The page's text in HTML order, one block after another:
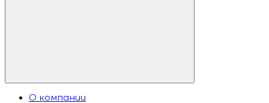
О компании